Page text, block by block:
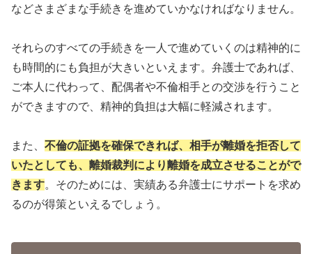
などさまざまな手続きを進めていかなければなりません。
それらのすべての手続きを一人で進めていくのは精神的に
も時間的にも負担が大きいといえます。弁護士であれば、
ご本人に代わって、配偶者や不倫相手との交渉を行うこと
ができますので、精神的負担は大幅に軽減されます。
また、 不倫の証拠を確保できれば、相手が離婚を拒否して
いたとしても、離婚裁判により離婚を成立させることがで
きます。そのためには、実績ある弁護士にサポートを求め
るのが得策といえるでしょう。